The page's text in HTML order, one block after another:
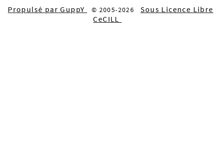
Propulsé par GuppY © 2005-2026Sous Licence Libre
CeCILL